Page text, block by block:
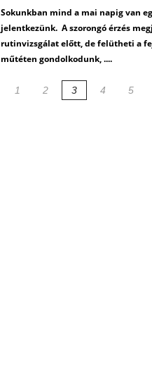
Sokunkban mind a mai napig van
jelentkezünk. A szorongó érzés
rutinvizsgálat előtt, de felütheti a
műtéten gondolkodunk, ....
1 2 3 4 5